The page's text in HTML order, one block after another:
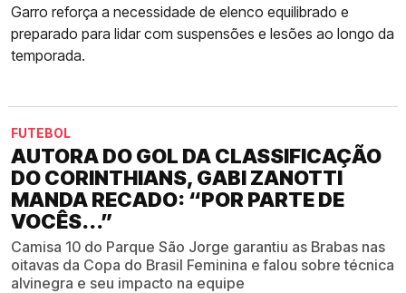
Garro reforça a necessidade de elenco equilibrado e
preparado para lidar com suspensões e lesões ao longo da
temporada.
FUTEBOL
AUTORA DO GOL DA CLASSIFICAÇÃO
DO CORINTHIANS, GABI ZANOTTI
MANDA RECADO: “POR PARTE DE
VOCÊS...”
Camisa 10 do Parque São Jorge garantiu as Brabas nas
oitavas da Copa do Brasil Feminina e falou sobre técnica
alvinegra e seu impacto na equipe